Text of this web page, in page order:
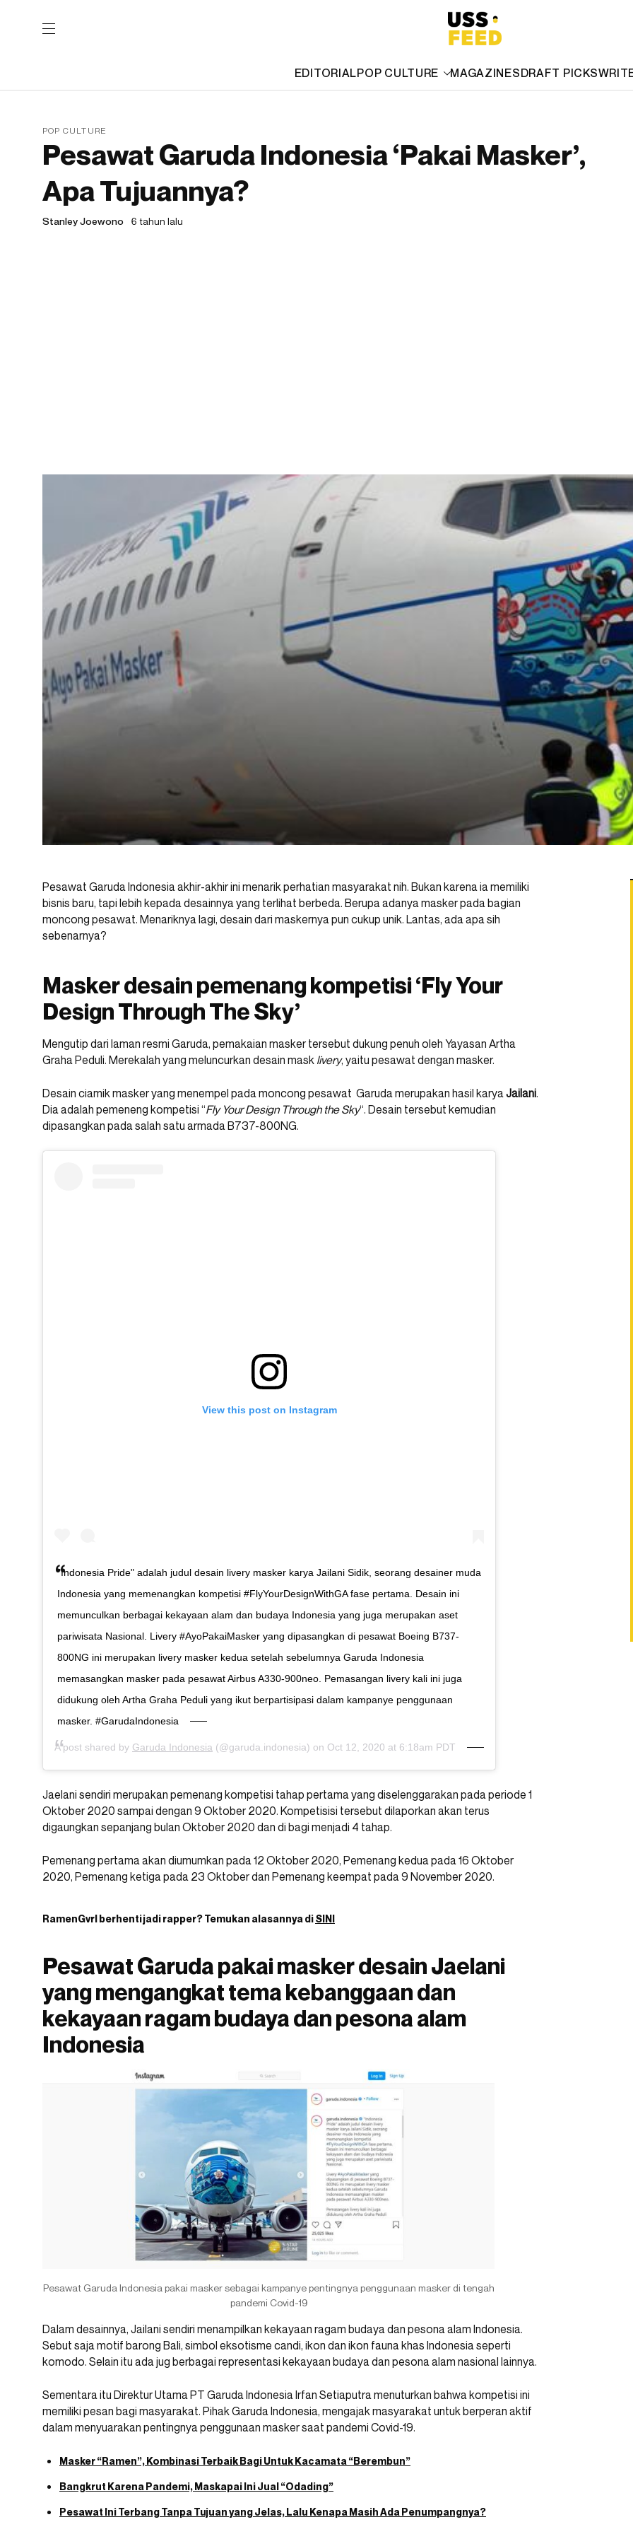
EDITORIALPOP CULTURE MAGAZINESDRAFT PICKS
POP CULTURE
Pesawat Garuda Indonesia ‘Pakai Masker’,
Apa Tujuannya?
Stanley Joewono 6 tahun lalu
Pesawat Garuda Indonesia akhir-akhir ini menarik perhatian masyarakat nih. Bukan karena ia memiliki
bisnis baru, tapi lebih kepada desainnya yang terlihat berbeda. Berupa adanya masker pada bagian
moncong pesawat. Menariknya lagi, desain dari maskernya pun cukup unik. Lantas, ada apa sih
sebenarnya?
Masker desain pemenang kompetisi ‘Fly Your
Design Through The Sky’
Mengutip dari laman resmi Garuda, pemakaian masker tersebut dukung penuh oleh Yayasan Artha
Graha Peduli. Merekalah yang meluncurkan desain mask livery, yaitu pesawat dengan masker.
Desain ciamik masker yang menempel pada moncong pesawat Garuda merupakan hasil karyaJailani.
Dia adalah pemeneng kompetisi “Fly Your Design Through the Sky“. Desain tersebut kemudian
dipasangkan pada salah satu armada B737-800NG.
View this post on Instagram
"Indonesia Pride" adalah judul desain livery masker karya Jailani Sidik, seorang desainer muda
Indonesia yang memenangkan kompetisi #FlyYourDesignWithGA fase pertama. Desain ini
memunculkan berbagai kekayaan alam dan budaya Indonesia yang juga merupakan aset
pariwisata Nasional. Livery #AyoPakaiMasker yang dipasangkan di pesawat Boeing B737-
800NG ini merupakan livery masker kedua setelah sebelumnya Garuda Indonesia
memasangkan masker pada pesawat Airbus A330-900neo. Pemasangan livery kali ini juga
didukung oleh Artha Graha Peduli yang ikut berpartisipasi dalam kampanye penggunaan
masker. #GarudaIndonesia
A post shared by Garuda Indonesia (@garuda.indonesia) on Oct 12, 2020 at 6:18am PDT
Jaelani sendiri merupakan pemenang kompetisi tahap pertama yang diselenggarakan pada periode 1
Oktober 2020 sampai dengan 9 Oktober 2020. Kompetisisi tersebut dilaporkan akan terus
digaungkan sepanjang bulan Oktober 2020 dan di bagi menjadi 4 tahap.
Pemenang pertama akan diumumkan pada 12 Oktober 2020, Pemenang kedua pada 16 Oktober
2020, Pemenang ketiga pada 23 Oktober dan Pemenang keempat pada 9 November 2020.
RamenGvrlberhenti jadi rapper? Temukan alasannya diSINI
Pesawat Garuda pakai masker desain Jaelani
yang mengangkat tema kebanggaan dan
kekayaan ragam budaya dan pesona alam
Indonesia
Pesawat Garuda Indonesia pakai masker sebagai kampanye pentingnya penggunaan masker di tengah
pandemi Covid-19
Dalam desainnya, Jailani sendiri menampilkan kekayaan ragam budaya dan pesona alam Indonesia.
Sebut saja motif barong Bali, simbol eksotisme candi, ikon dan ikon fauna khas Indonesia seperti
komodo. Selain itu ada jug berbagai representasi kekayaan budaya dan pesona alam nasional lainnya.
Sementara itu Direktur Utama PT Garuda Indonesia Irfan Setiaputra menuturkan bahwa kompetisi ini
memiliki pesan bagi masyarakat. Pihak Garuda Indonesia, mengajak masyarakat untuk berperan aktif
dalam menyuarakan pentingnya penggunaan masker saat pandemi Covid-19.
Masker “Ramen”, Kombinasi Terbaik Bagi Untuk Kacamata “Berembun”
Bangkrut Karena Pandemi, Maskapai Ini Jual “Odading”
Pesawat Ini Terbang Tanpa Tujuan yang Jelas, Lalu Kenapa Masih Ada Penumpangnya?